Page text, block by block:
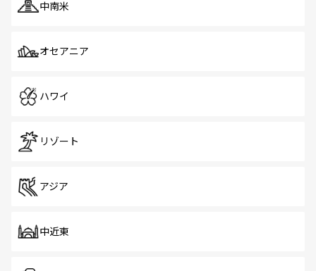
中南米
オセアニア
ハワイ
リゾート
アジア
中近東